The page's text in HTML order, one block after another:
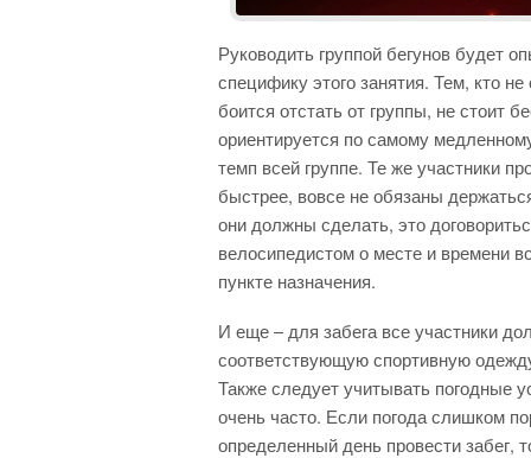
Руководить группой бегунов будет
специфику этого занятия. Тем, кто
боится отстать от группы, не стоит
ориентируется по самому
темп всей группе. Те же участники
быстрее, вовсе не обязаны
они должны сделать, это
велосипедистом о месте и времени
пункте назначения.
И еще – для забега все участники
соответствующую спортивную
Также следует учитывать погодные
очень часто. Если погода слишком
определенный день провести забег,